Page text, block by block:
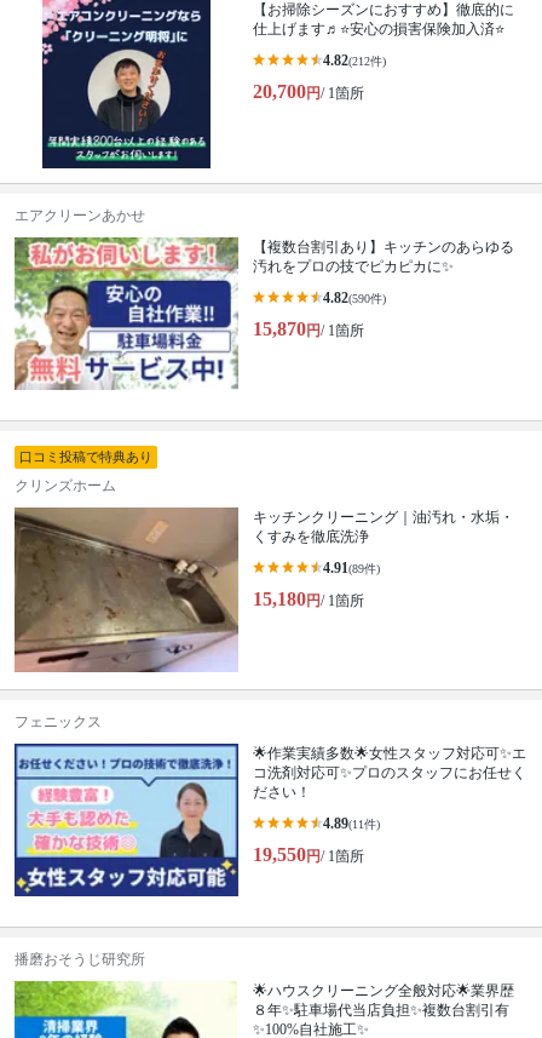
【お掃除シーズンにおすすめ】徹底的に
仕上げます♬⭐️安心の損害保険加入済⭐️
4.82(212件)
20,700円/ 1箇所
エアクリーンあかせ
【複数台割引あり】キッチンのあらゆる
汚れをプロの技でピカピカに✨
4.82(590件)
15,870円/ 1箇所
口コミ投稿で特典あり
クリンズホーム
キッチンクリーニング｜油汚れ・水垢・
くすみを徹底洗浄
4.91(89件)
15,180円/ 1箇所
フェニックス
🌟作業実績多数🌟女性スタッフ対応可✨エ
コ洗剤対応可✨プロのスタッフにお任せく
ださい！
4.89(11件)
19,550円/ 1箇所
播磨おそうじ研究所
🌟ハウスクリーニング全般対応🌟業界歴
８年✨駐車場代当店負担✨複数台割引有
✨100%自社施工✨